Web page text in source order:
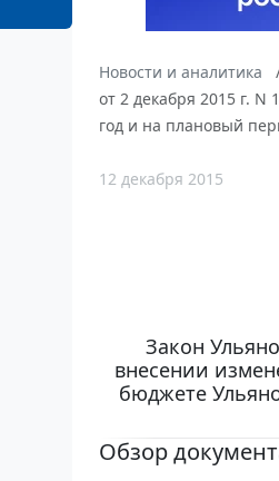
Новости и аналитика
от 2 декабря 2015 г.
год и на плановый
12 декабря 2015
Закон
внесении
бюджете
Обзор